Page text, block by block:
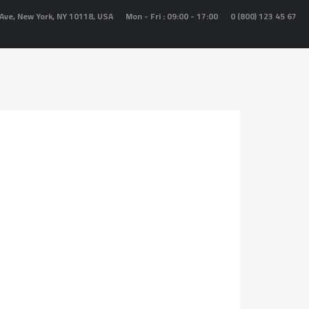
New York, NY 10118, USA Mon - Fri : 09:00 - 17:00 0 (800) 123 45 67